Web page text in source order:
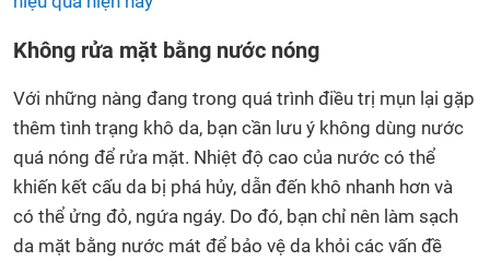
Không rửa mặt bằng nước nóng
Với những nàng đang trong quá trình điều trị mụn lại gặp
thêm tình trạng khô da, bạn cần lưu ý không dùng nước
quá nóng để rửa mặt. Nhiệt độ cao của nước có thể
khiến kết cấu da bị phá hủy, dẫn đến khô nhanh hơn và
có thể ửng đỏ, ngứa ngáy. Do đó, bạn chỉ nên làm sạch
da mặt bằng nước mát để bảo vệ da khỏi các vấn đề